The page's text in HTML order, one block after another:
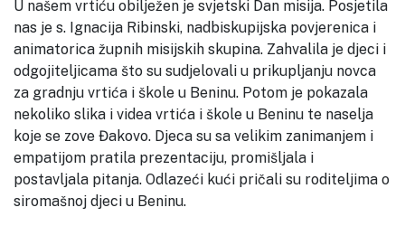
U našem vrtiću obilježen je svjetski Dan misija. Posjetila
nas je s. Ignacija Ribinski, nadbiskupijska povjerenica i
animatorica župnih misijskih skupina. Zahvalila je djeci i
odgojiteljicama što su sudjelovali u prikupljanju novca
za gradnju vrtića i škole u Beninu. Potom je pokazala
nekoliko slika i videa vrtića i škole u Beninu te naselja
koje se zove Đakovo. Djeca su sa velikim zanimanjem i
empatijom pratila prezentaciju, promišljala i
postavljala pitanja. Odlazeći kući pričali su roditeljima o
siromašnoj djeci u Beninu.